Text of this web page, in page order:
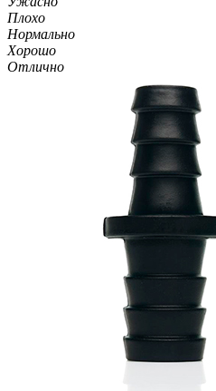
Плохо
Нормально
Хорошо
Отлично